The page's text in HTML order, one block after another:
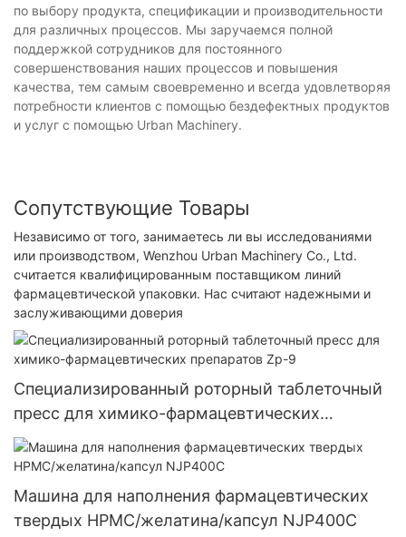
по выбору продукта, спецификации и производительности
для различных процессов. Мы заручаемся полной
поддержкой сотрудников для постоянного
совершенствования наших процессов и повышения
качества, тем самым своевременно и всегда удовлетворяя
потребности клиентов с помощью бездефектных продуктов
и услуг с помощью Urban Machinery.
Сопутствующие Товары
Независимо от того, занимаетесь ли вы исследованиями
или производством, Wenzhou Urban Machinery Co., Ltd.
считается квалифицированным поставщиком линий
фармацевтической упаковки. Нас считают надежными и
заслуживающими доверия
Специализированный роторный таблеточный
пресс для химико-фармацевтических
препаратов Zp-9
Машина для наполнения фармацевтических
твердых HPMC/желатина/капсул NJP400C